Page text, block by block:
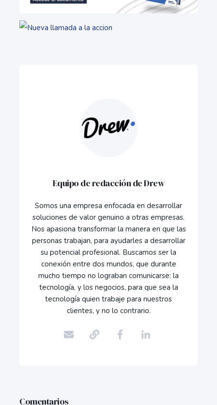
Equipo de redacción de Drew
Somos una empresa enfocada en desarrollar
soluciones de valor genuino a otras empresas.
Nos apasiona transformar la manera en que las
personas trabajan, para ayudarles a desarrollar
su potencial profesional. Buscamos ser la
conexión entre dos mundos, que durante
mucho tiempo no lograban comunicarse: la
tecnología, y los negocios, para que sea la
tecnología quien trabaje para nuestros
clientes, y no lo contrario.
Comentarios